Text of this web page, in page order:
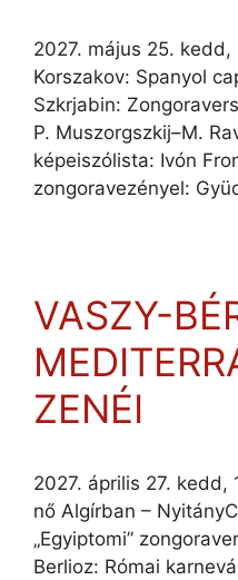
2027. május 25.
Korszakov: Spanyol
Szkrjabin:
P. Muszorgszkij–M.
képeiszólista: Ivón
zongoravezényel:
VASZY-
ZENÉI
2027. április 27. kedd,
nő Algírban –
„Egyiptomi”
Berlioz: Római